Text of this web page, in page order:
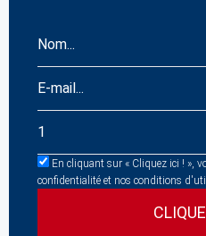
En cliquant sur « Cliquez ici ! »,
confidentialité et nos conditions